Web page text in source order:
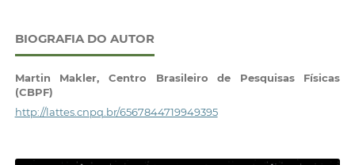
BIOGRAFIA DO AUTOR
Martin Makler, Centro Brasileiro de Pesquisas Físicas
(CBPF)
http://lattes.cnpq.br/6567844719949395